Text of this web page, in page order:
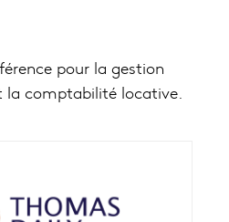
pour la gestion
la comptabilité locative.